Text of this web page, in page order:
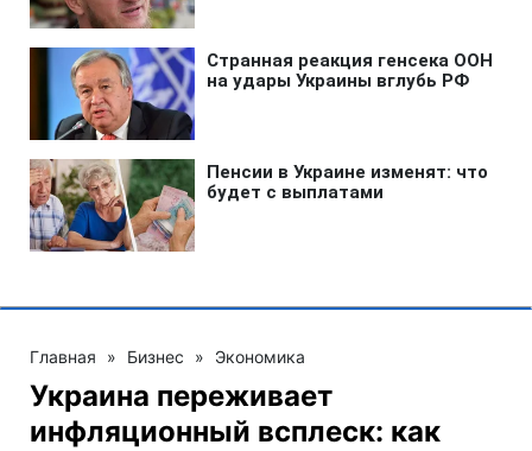
Главная » Бизнес » Экономика
Украина переживает
инфляционный всплеск: как